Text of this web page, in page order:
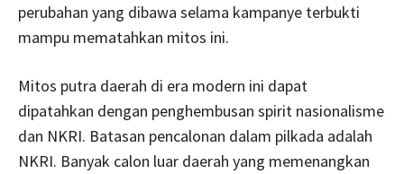
perubahan yang dibawa selama kampanye terbukti
mampu mematahkan mitos ini.
Mitos putra daerah di era modern ini dapat
dipatahkan dengan penghembusan spirit nasionalisme
dan NKRI. Batasan pencalonan dalam pilkada adalah
NKRI. Banyak calon luar daerah yang memenangkan